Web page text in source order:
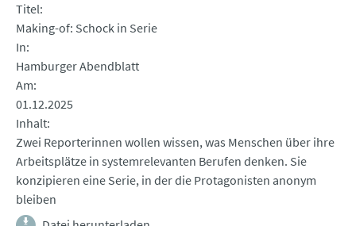
Titel
Making-of: Schock in Serie
In
Hamburger Abendblatt
Am
01.12.2025
Inhalt
Zwei Reporterinnen wollen wissen, was Menschen über ihre
Arbeitsplätze in systemrelevanten Berufen denken. Sie
konzipieren eine Serie, in der die Protagonisten anonym
bleiben